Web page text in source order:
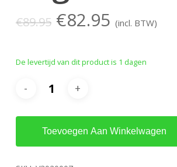
€89.95 Oorspronkelijke
was:
€89.95.
€82.95Huidige
prijs
is:
€82.95.
(incl. BTW)
De levertijd van dit product is 1 dagen
Toevoegen Aan Winkelwagen